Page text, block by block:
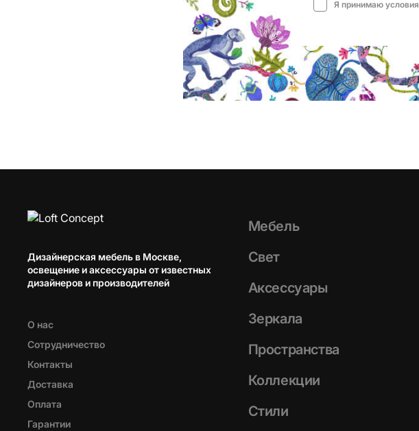
Я принимаю условия
Дизайнерская мебель в Москве,
освещение и аксессуары от известных
дизайнеров и производителей
О нас
Сотрудничество
Контакты
Доставка
Оплата
Гарантии
Мебель
Свет
Аксессуары
Зеркала
Пространства
Коллекции
Стили